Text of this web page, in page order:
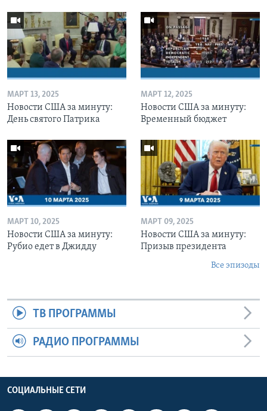
МАРТ 13, 2025
Новости США за минуту:
День святого Патрика
МАРТ 12, 2025
Новости США за минуту:
Временный бюджет
МАРТ 10, 2025
Новости США за минуту:
Рубио едет в Джидду
МАРТ 09, 2025
Новости США за минуту:
Призыв президента
Все эпизоды
ТВ ПРОГРАММЫ
РАДИО ПРОГРАММЫ
СОЦИАЛЬНЫЕ СЕТИ